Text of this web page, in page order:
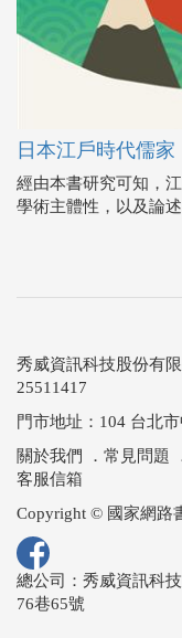
日本江戶時代儒
經由本書研究可知，
學術主體性，以及論
秀威資訊科技股份有
25511417
門市地址：104 台北
關於我們
． 常見問題
客服信箱
Copyright © 國家網路
總公司：秀威資訊科
76巷65號